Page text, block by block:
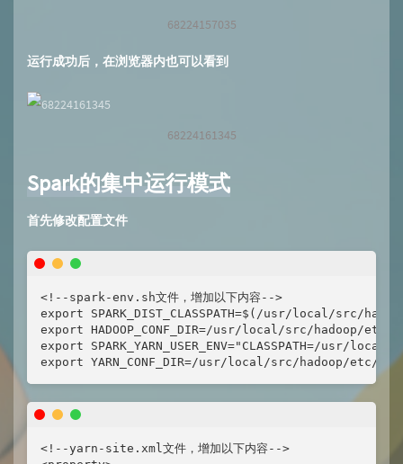
68224157035
运行成功后，在浏览器内也可以看到
68224161345
Spark的集中运行模式
首先修改配置文件
<!--spark-env.sh文件，增加以下内容-->
export SPARK_DIST_CLASSPATH=$(/usr/local/src/
export HADOOP_CONF_DIR=/usr/local/src/hadoop/etc/
export SPARK_YARN_USER_ENV="CLASSPATH=/usr/
export YARN_CONF_DIR=/usr/local/src/hadoop/etc/
<!--yarn-site.xml文件，增加以下内容-->